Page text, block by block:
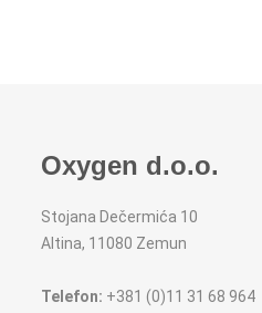
Oxygen d.o.o.
Stojana Dečermića 10
Altina, 11080 Zemun
Telefon: +381 (0)11 31 68 964